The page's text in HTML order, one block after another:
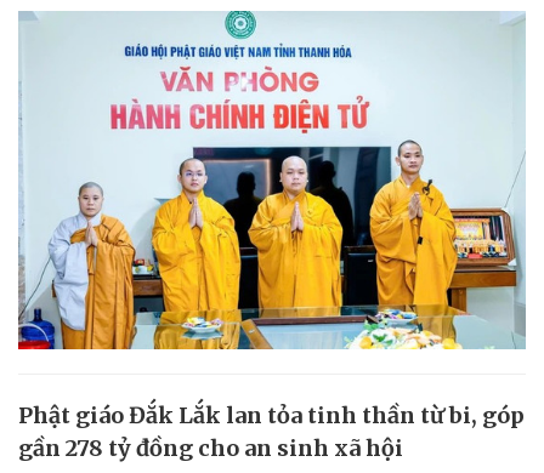
Phật giáo Đắk Lắk lan tỏa tinh thần từ bi, góp
gần 278 tỷ đồng cho an sinh xã hội